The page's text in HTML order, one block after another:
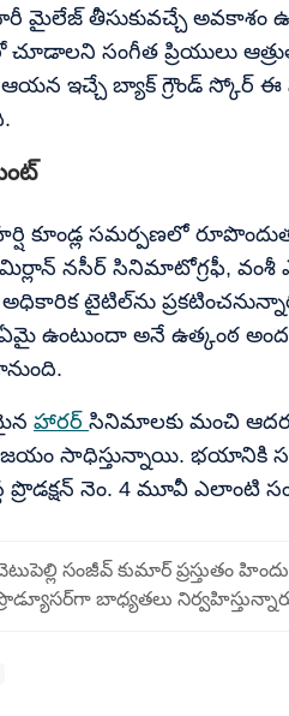
తీసుకువచ్చే అవకాశం
సంగీత ప్రియులు
ఆయన ఇచ్చే బ్యాక్ గ్రౌండ్ స్కోర్
కూండ్ల సమర్పణలో
నసీర్ సినిమాటోగ్రఫీ, వంశీ
టైటిల్‌ను
అనే ఉత్కంఠ
హారర్ సినిమాలకు మంచి
సాధిస్తున్నాయి. భయానికి
నెం. 4 మూవీ ఎలాంటి
సంజీవ్ కుమార్ ప్రస్తుతం
బాధ్యతలు